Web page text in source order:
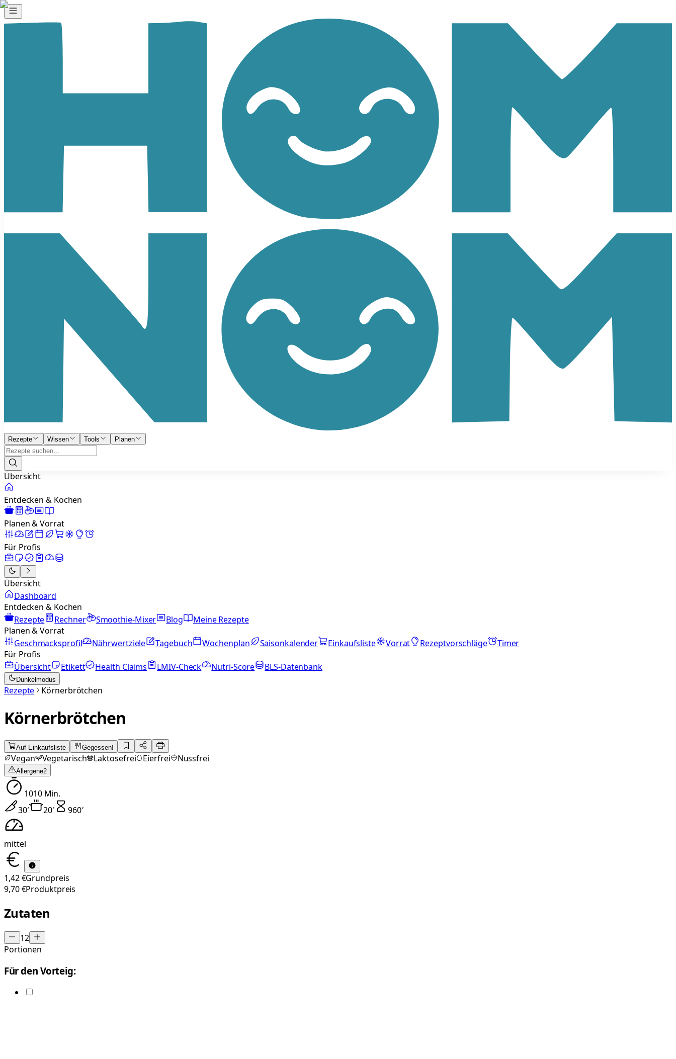
Rezepte Wissen Tools Planen
Übersicht
Entdecken & Kochen
Planen & Vorrat
Für Profis
Übersicht
Dashboard
Entdecken & Kochen
Rezepte
Rechner Smoothie-Mixer Blog
Meine Rezepte
Planen & Vorrat
Geschmacksprofil
Nährwertziele Tagebuch Wochenplan Saisonkalender Einkaufsliste Vorrat Rezeptvorschläge
Timer
Für Profis
Übersicht
Etikett Health Claims LMIV-Check Nutri-Score BLS-Datenbank
Dunkelmodus
Rezepte Körnerbrötchen
Körnerbrötchen
Auf Einkaufsliste Gegessen!
Vegan Vegetarisch Laktosefrei Eierfrei Nussfrei
Allergene2
1010Min.
30′ 20′ 960′
mittel
1,42 €Grundpreis
9,70 €Produktpreis
Zutaten
12
Portionen
Für den Vorteig: